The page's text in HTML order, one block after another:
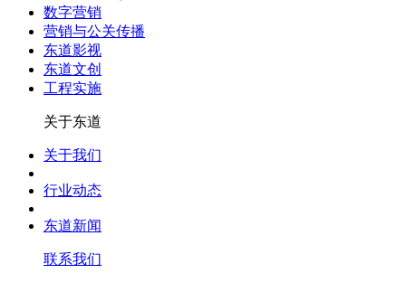
数字营销
营销与公关传播
东道影视
东道文创
工程实施
关于东道
关于我们
行业动态
东道新闻
联系我们